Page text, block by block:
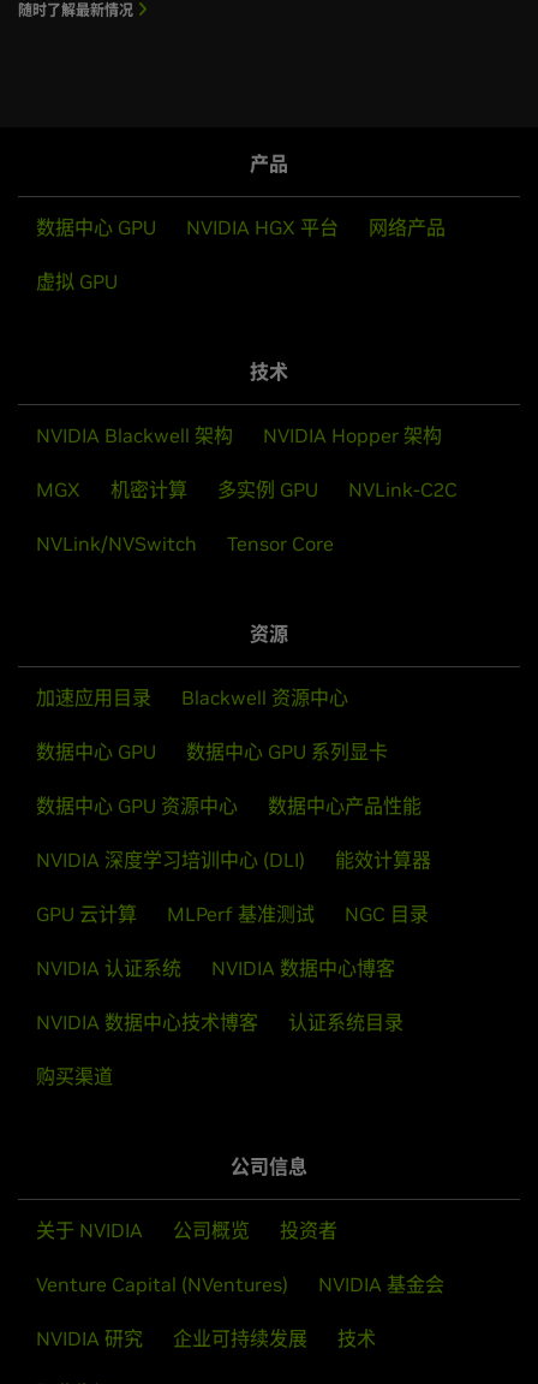
随时了解最新情况
产品
数据中心 GPU NVIDIA HGX 平台 网络产品
虚拟 GPU
技术
NVIDIA Blackwell 架构 NVIDIA Hopper 架构
MGX 机密计算 多实例 GPU NVLink-C2C
NVLink/NVSwitch Tensor Core
资源
加速应用目录 Blackwell 资源中心
数据中心 GPU 数据中心 GPU 系列显卡
数据中心 GPU 资源中心 数据中心产品性能
NVIDIA 深度学习培训中心 (DLI) 能效计算器
GPU 云计算 MLPerf 基准测试 NGC 目录
NVIDIA 认证系统 NVIDIA 数据中心博客
NVIDIA 数据中心技术博客 认证系统目录
购买渠道
公司信息
关于 NVIDIA 公司概览 投资者
Venture Capital (NVentures) NVIDIA 基金会
NVIDIA 研究 企业可持续发展 技术